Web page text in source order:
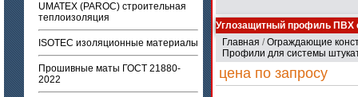
UMATEX (PAROC) строительная
теплоизоляция
ISOTEC изоляционные материалы
Прошивные маты ГОСТ 21880-
2022
Углозащитный профиль ПВХ
Главная /Ограждающие
Профили для системы
цена по запросу